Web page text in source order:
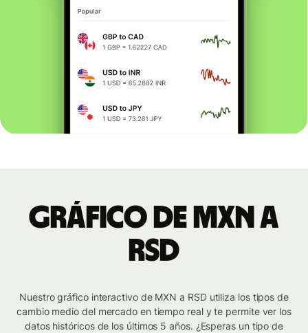
Gráfico de MXN a
RSD
Nuestro gráfico interactivo de MXN a RSD utiliza los tipos de
cambio medio del mercado en tiempo real y te permite ver los
datos históricos de los últimos 5 años. ¿Esperas un tipo de